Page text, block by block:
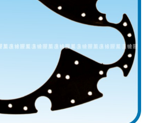
聯絡我
們
LINE
客服